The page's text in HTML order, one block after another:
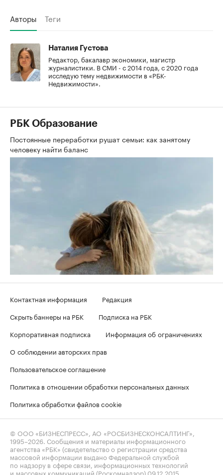
Авторы Теги
Наталия Густова
Редактор, бакалавр экономики, магистр
журналистики. В СМИ - с 2014 года, с 2020 года
исследую тему недвижимости в «РБК-
Недвижимости».
РБК Образование
Постоянные переработки рушат семьи: как занятому
человеку найти баланс
Контактная информация
Редакция
Скрыть баннеры на РБК
Подписка на РБК
Корпоративная подписка
Информация об ограничениях
О соблюдении авторских прав
Пользовательское соглашение
Политика в отношении обработки персональных данных
Политика обработки файлов cookie
© ООО «БИЗНЕСПРЕСС», АО «РОСБИЗНЕСКОНСАЛТИНГ»,
1995–2026 . Сообщения и материалы информационного
агентства «РБК» (свидетельство о регистрации средства
массовой информации выдано Федеральной службой
по надзору в сфере связи, информационных технологий
и массовых коммуникаций (Роскомнадзор) 09.12.2015